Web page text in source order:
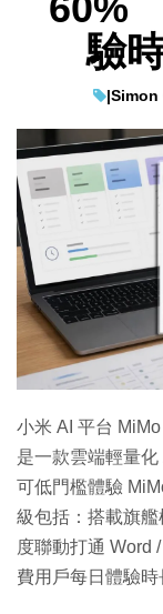
生成式AI與雲端應
Enterprise Digital
特集
驗
|Simon
小米 AI 平台
是一款雲端輕量
可低門檻體驗
級包括：搭載旗
度聯動打通 Word
費用戶每日體驗時